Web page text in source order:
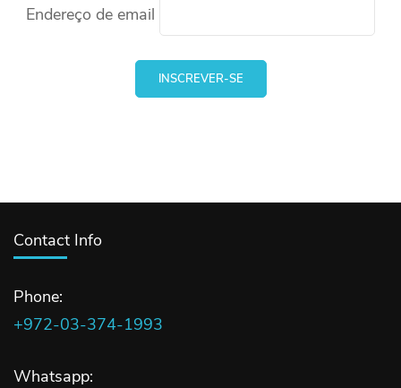
Endereço de email
Contact Info
Phone:
+972-03-374-1993
Whatsapp: